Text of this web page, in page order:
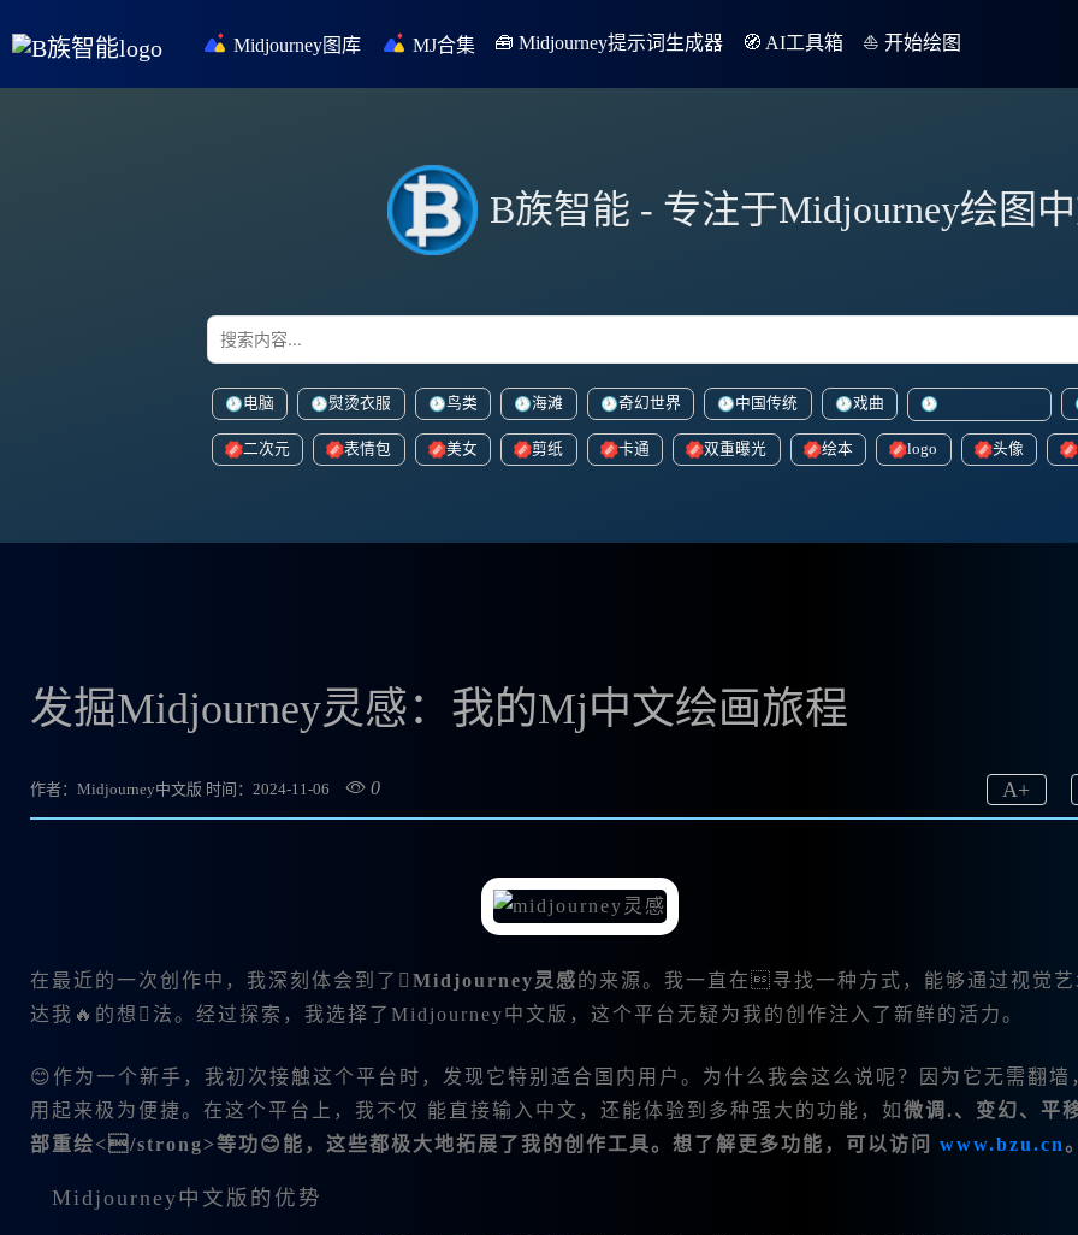
Midjourney图库 MJ合集 🧰 Midjourney提示词生成器 🧭 AI工具箱 ⛵️ 开始绘图
B族智能 - 专注于Midjourney绘图
电脑 熨烫衣服 鸟类 海滩 奇幻世界 中国传统
戏曲
vibrantcartoonish
二次元
表情包 美女 剪纸 卡通 双重曝光 绘本 logo 头像
发掘Midjourney灵感：我的Mj中文绘画旅程
作者：Midjourney中文版 时间：2024-11-06 0 A+
在最近的一次创作中，我深刻体会到了 Midjourney灵感的来源。我一直在寻找一种方式，能够通过视觉
达我🔥的想法。经过探索，我选择了 Midjourney中文版，这个平台无疑为我的创作注入了新鲜的活力。
😊作为一个新手，我初次接触这个平台时，发现它特别适合国内用户。为什么我会这么说呢？因为它无需翻墙
用起来极为便捷。在这个平台上，我不仅 能直接输入中文，还能体验到多种强大的功能，如 微调.、变幻、平
部重绘</strong>等功😊能，这些都极大地拓展了我的创作工具。想了解更多功能，可以访问 www.bzu.cn
Midjourney中文版的优势